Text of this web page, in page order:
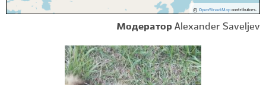
© OpenStreetMapcontributors.
Модератор Alexander Saveljev